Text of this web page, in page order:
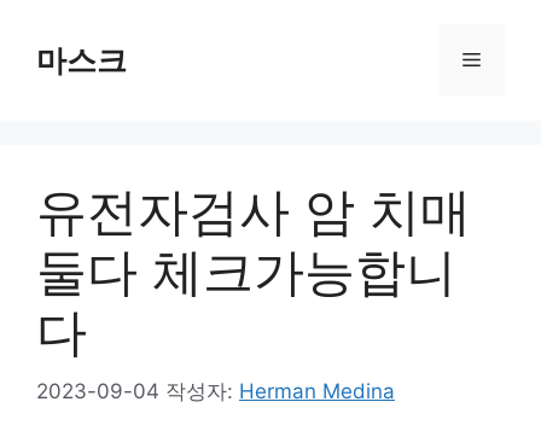
마스크 메
유전자검사 암 치매
둘다 체크가능합니
다
2023-09-04 작성자: Herman Medina